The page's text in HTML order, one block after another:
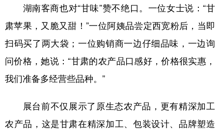
湖南客商也对“甘味”赞不绝口。一位女士说：“甘
肃苹果，又脆又甜！”一位阿姨品尝定西宽粉后，当即
扫码买了两大袋；一位购销商一边仔细品味，一边询
问价格，她说：“甘肃的农产品口感好，价格很实惠，
我们准备多经营些品种。”
展台前不仅展示了原生态农产品，更有精深加工
农产品，这是甘肃在精深加工、包装设计、品牌塑造